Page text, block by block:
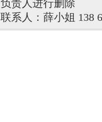
负责人进行删除
联系人：薛小姐 138